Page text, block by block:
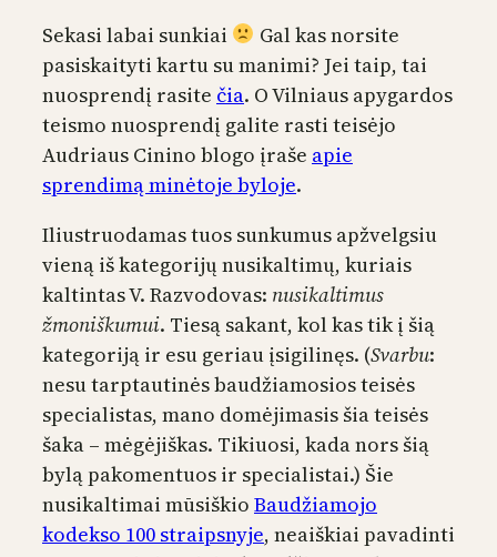
Sekasi labai sunkiai
Gal kas norsite
pasiskaityti kartu su manimi? Jei taip, tai
nuosprendį rasite čia. O Vilniaus apygardos
teismo nuosprendį galite rasti teisėjo
Audriaus Cinino blogo įraše apie
sprendimą minėtoje byloje.
Iliustruodamas tuos sunkumus apžvelgsiu
vieną iš kategorijų nusikaltimų, kuriais
kaltintas V. Razvodovas: nusikaltimus
žmoniškumui. Tiesą sakant, kol kas tik į šią
kategoriją ir esu geriau įsigilinęs. (Svarbu:
nesu tarptautinės baudžiamosios teisės
specialistas, mano domėjimasis šia teisės
šaka – mėgėjiškas. Tikiuosi, kada nors šią
bylą pakomentuos ir specialistai.) Šie
nusikaltimai mūsiškio Baudžiamojo
kodekso 100 straipsnyje, neaiškiai pavadinti